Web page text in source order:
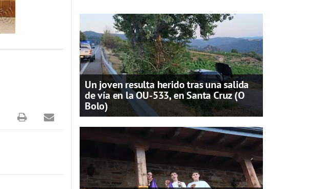
Un joven resulta herido tras una salida
de vía en la OU-533, en Santa Cruz (O
Bolo)